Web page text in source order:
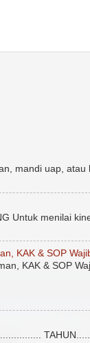
mandi uap, atau
menilai
KAK & SOP
KAK & SOP